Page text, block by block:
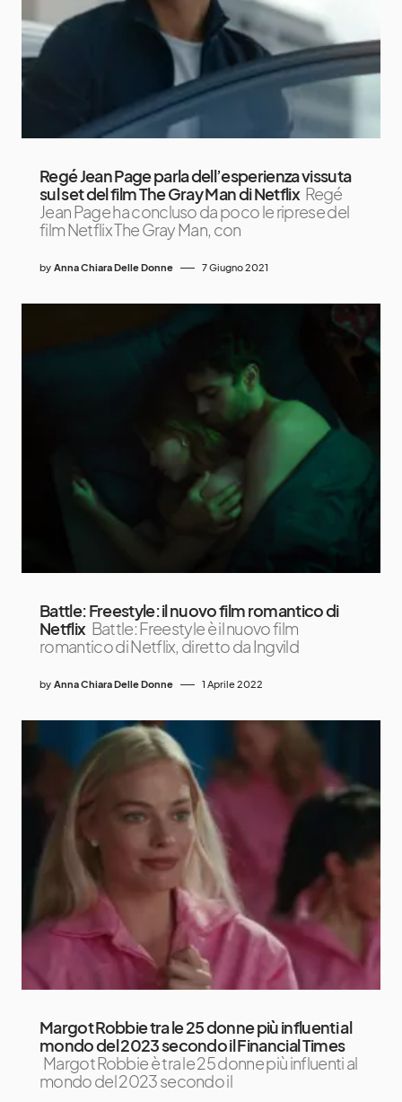
Regé Jean Page parla dell’esperienza vissuta
sul set del film The Gray Man di Netflix Regé
Jean Page ha concluso da poco le riprese del
film Netflix The Gray Man, con
by Anna Chiara Delle Donne 7 Giugno 2021
Battle: Freestyle: il nuovo film romantico di
Netflix Battle: Freestyle è il nuovo film
romantico di Netflix, diretto da Ingvild
by Anna Chiara Delle Donne 1 Aprile 2022
Margot Robbie tra le 25 donne più influenti al
mondo del 2023 secondo il Financial Times
Margot Robbie è tra le 25 donne più influenti al
mondo del 2023 secondo il